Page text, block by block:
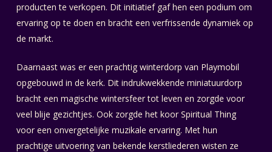
producten te verkopen. Dit initiatief gaf hen een podium om
ervaring op te doen en bracht een verfrissende dynamiek op
de markt.
Daarnaast was er een prachtig winterdorp van Playmobil
opgebouwd in de kerk. Dit indrukwekkende miniatuurdorp
bracht een magische wintersfeer tot leven en zorgde voor
veel blije gezichtjes. Ook zorgde het koor Spiritual Thing
voor een onvergetelijke muzikale ervaring. Met hun
prachtige uitvoering van bekende kerstliederen wisten ze